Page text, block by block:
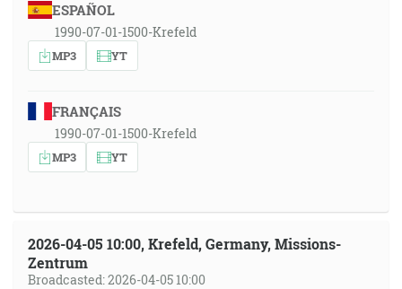
ESPAÑOL
1990-07-01-1500-Krefeld
MP3 YT
FRANÇAIS
1990-07-01-1500-Krefeld
MP3 YT
2026-04-05 10:00, Krefeld, Germany, Missions-
Zentrum
Broadcasted: 2026-04-05 10:00